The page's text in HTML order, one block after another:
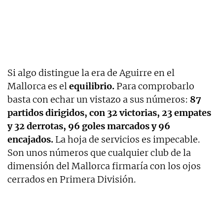
Si algo distingue la era de Aguirre en el
Mallorca es elequilibrio. Para comprobarlo
basta con echar un vistazo a sus números: 87
partidos dirigidos, con 32 victorias, 23 empates
y 32 derrotas, 96 goles marcados y 96
encajados. La hoja de servicios es impecable.
Son unos números que cualquier club de la
dimensión del Mallorca firmaría con los ojos
cerrados en Primera División.